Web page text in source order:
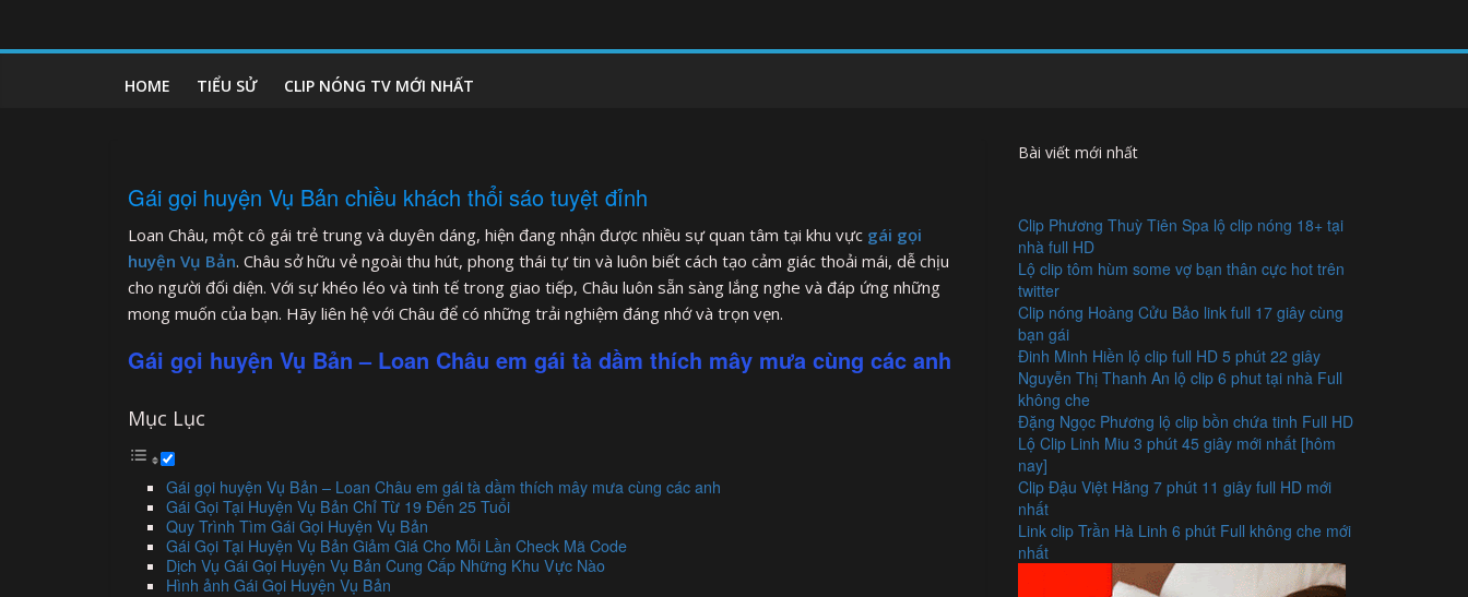
content
clipnonglive.com
HOME TIỂU SỬ CLIP NÓNG TV MỚI NHẤT
Gái gọi huyện Vụ Bản chiều khách thổi sáo tuyệt đỉnh
Loan Châu, một cô gái trẻ trung và duyên dáng, hiện đang nhận được nhiều sự quan tâm tại khu vực gái gọi
huyện Vụ Bản. Châu sở hữu vẻ ngoài thu hút, phong thái tự tin và luôn biết cách tạo cảm giác thoải mái, dễ chịu
cho người đối diện. Với sự khéo léo và tinh tế trong giao tiếp, Châu luôn sẵn sàng lắng nghe và đáp ứng những
mong muốn của bạn. Hãy liên hệ với Châu để có những trải nghiệm đáng nhớ và trọn vẹn.
Gái gọi huyện Vụ Bản – Loan Châu em gái tà dầm thích mây mưa cùng các anh
Mục Lục
Gái gọi huyện Vụ Bản – Loan Châu em gái tà dầm thích mây mưa cùng các anh
Gái Gọi Tại Huyện Vụ Bản Chỉ Từ 19 Đến 25 Tuổi
Quy Trình Tìm Gái Gọi Huyện Vụ Bản
Gái Gọi Tại Huyện Vụ Bản Giảm Giá Cho Mỗi Lần Check Mã Code
Dịch Vụ Gái Gọi Huyện Vụ Bản Cung Cấp Những Khu Vực Nào
Hình ảnh Gái Gọi Huyện Vụ Bản
Bài viết mới nhất
Clip Phương Thuỳ Tiên Spa lộ clip nóng 18+ tại
nhà full HD
Lộ clip tôm hùm some vợ bạn thân cực hot trên
twitter
Clip nóng Hoàng Cửu Bảo link full 17 giây cùng
bạn gái
Đinh Minh Hiền lộ clip full HD 5 phút 22 giây
Nguyễn Thị Thanh An lộ clip 6 phut tại nhà Full
không che
Đặng Ngọc Phương lộ clip bồn chứa tinh Full HD
Lộ Clip Linh Miu 3 phút 45 giây mới nhất [hôm
nay]
Clip Đậu Việt Hằng 7 phút 11 giây full HD mới
nhất
Link clip Trần Hà Linh 6 phút Full không che mới
nhất